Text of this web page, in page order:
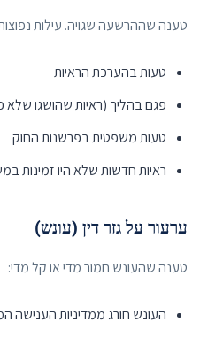
טענה שההרשעה שגויה. עילות
טעות בהערכת הראיות
פגם בהליך (ראיות שהושגו שלא
טעות משפטית בפרשנות החוק
ראיות חדשות שלא היו זמינות
ערעור על גזר דין (עונש)
טענה שהעונש חמור מדי או קל מדי:
העונש חורג ממדיניות הענישה